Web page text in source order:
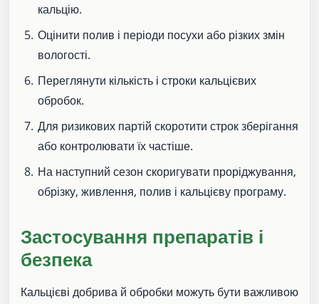
кальцію.
Оцінити полив і періоди посухи або різких змін
вологості.
Переглянути кількість і строки кальцієвих
обробок.
Для ризикових партій скоротити строк зберігання
або контролювати їх частіше.
На наступний сезон скоригувати проріджування,
обрізку, живлення, полив і кальцієву програму.
Застосування препаратів і
безпека
Кальцієві добрива й обробки можуть бути важливою